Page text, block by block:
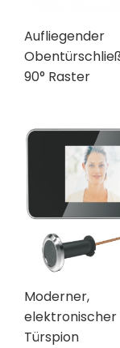
Aufliegender
90° Raster
Moderner,
elektronischer
Türspion